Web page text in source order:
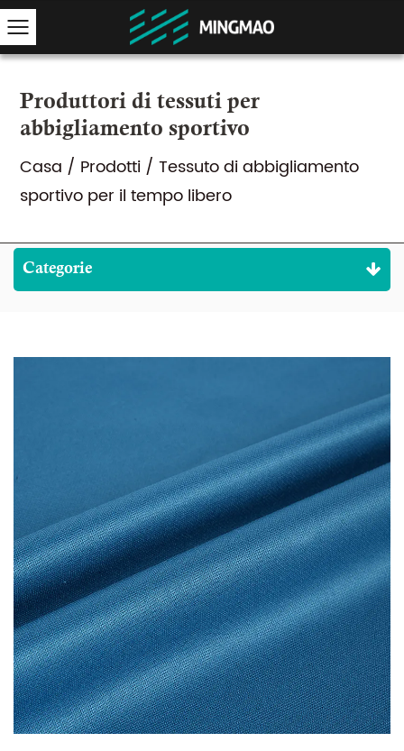
Produttori di tessuti per
abbigliamento sportivo
Casa / Prodotti /Tessuto di abbigliamento
sportivo per il tempo libero
Categorie